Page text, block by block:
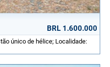
BRL 1.600.000
único de hélice; Localidade: